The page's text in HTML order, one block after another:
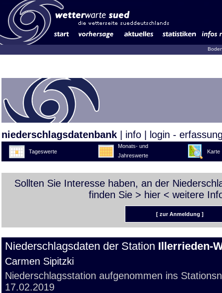
niederschlagsdatenbank info login -
Tageswerte
Monats- und
Jahreswerte
Karte
Sollten Sie Interesse haben, an der
finden Sie > hier < weitere
[ zur Anmeldung ]
Niederschlagsdaten der Station Illerrieden-
Carmen Sipitzki
Niederschlagsstation aufgenommen ins
17.02.2019